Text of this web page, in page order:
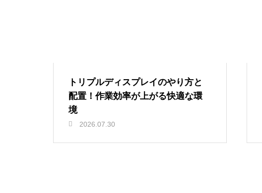
トリプルディスプレイのやり方と
配置！作業効率が上がる快適な環
境
2026.07.30